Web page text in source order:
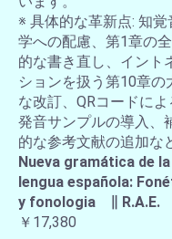
※ 具体的な革新点: 知覚
学への配慮、第1章の
的な書き直し、イント
ションを扱う第10章の
な改訂、QRコードによ
発音サンプルの導入、
的な参考文献の追加な
Nueva gramática de la
lengua española:
y fonologia ∥ R.A.E.
￥17,380